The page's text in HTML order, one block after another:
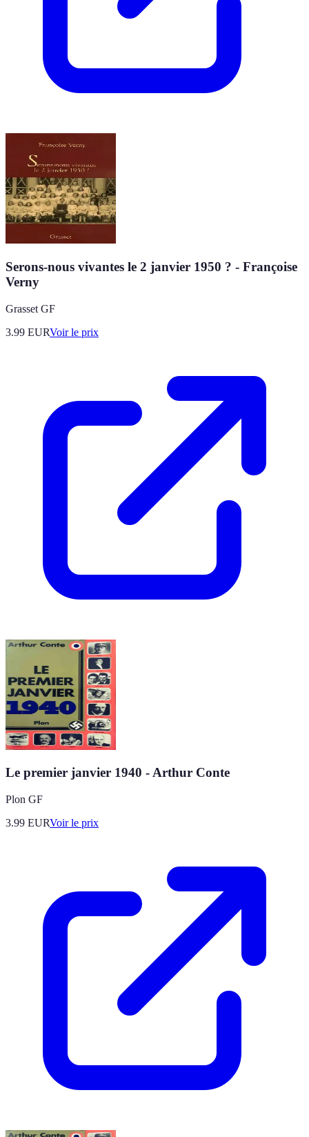
Serons-nous vivantes le 2 janvier 1950 ? - Françoise
Verny
Grasset GF
3.99 EURVoir le prix
Le premier janvier 1940 - Arthur Conte
Plon GF
3.99 EURVoir le prix